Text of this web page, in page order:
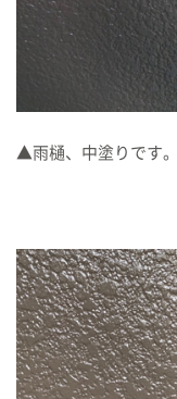
▲雨樋、中塗りです。